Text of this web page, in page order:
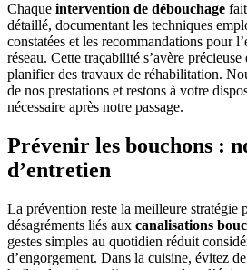
Chaque intervention de débouchage
détaillé, documentant les techniques
constatées et les recommandations pour
réseau. Cette traçabilité s’avère
planifier des travaux de réhabilitation.
de nos prestations et restons à votre
nécessaire après notre passage.
Prévenir les bouchons :
d’entretien
La prévention reste la meilleure stratégie
désagréments liés aux canalisations
gestes simples au quotidien réduit
d’engorgement. Dans la cuisine, évitez